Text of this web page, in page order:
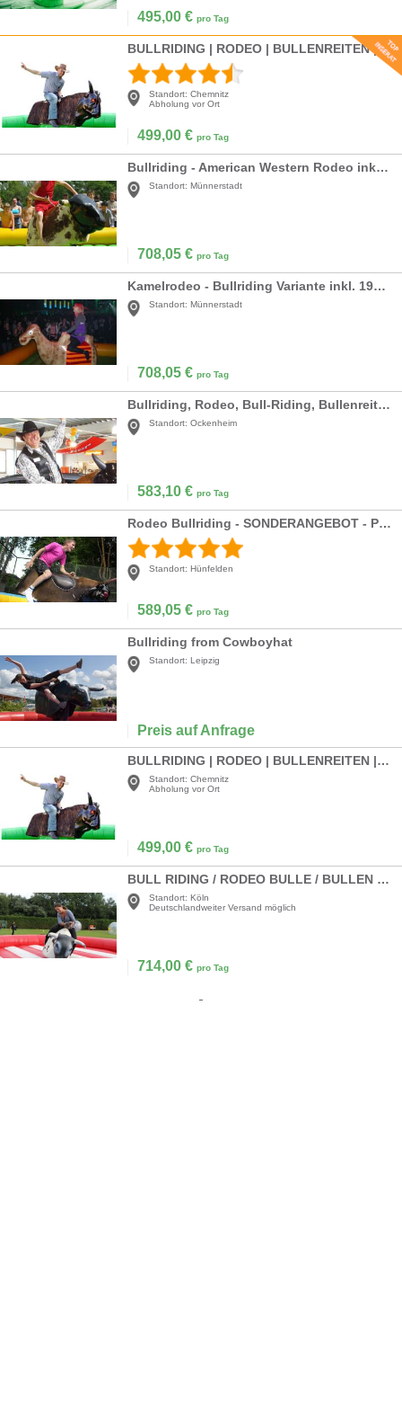
495,00 € pro Tag
BULLRIDING | RODEO | BULLENREITEN | WESTERN
Standort: Chemnitz
Abholung vor Ort
499,00 € pro Tag
Bullriding - American Western Rodeo inkl. 19% MwSt.
Standort: Münnerstadt
708,05 € pro Tag
Kamelrodeo - Bullriding Variante inkl. 19% MwSt.
Standort: Münnerstadt
708,05 € pro Tag
Bullriding, Rodeo, Bull-Riding, Bullenreiten
Standort: Ockenheim
583,10 € pro Tag
Rodeo Bullriding - SONDERANGEBOT - Profi Anlage!
Standort: Hünfelden
589,05 € pro Tag
Bullriding from Cowboyhat
Standort: Leipzig
Preis auf Anfrage
BULLRIDING | RODEO | BULLENREITEN | WESTERN
Standort: Chemnitz
Abholung vor Ort
499,00 € pro Tag
BULL RIDING / RODEO BULLE / BULLEN REITEN / BULLRIDING
Standort: Köln
Deutschlandweiter Versand möglich
714,00 € pro Tag